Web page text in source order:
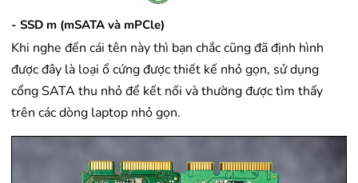
- SSD m (mSATA và mPCle)
Khi nghe đến cái tên này thì bạn chắc cũng đã định hình
được đây là loại ổ cứng được thiết kế nhỏ gọn, sử dụng
cổng SATA thu nhỏ để kết nối và thường được tìm thấy
trên các dòng laptop nhỏ gọn.